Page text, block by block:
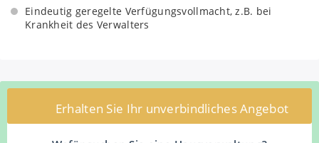
Eindeutig geregelte Verfügungsvollmacht, z.B. bei
Krankheit des Verwalters
Erhalten Sie Ihr unverbindliches Angebot